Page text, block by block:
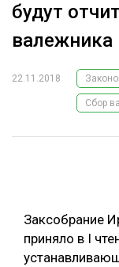
ЛЕСНОЕ
ЛЕСОЗАГОТОВКА
ОБРАБОТКА
ЛОГИСТИКА
ТЕМАТИЧЕСКИЕ
ЭКСПЕРТНОЕ
будут
валежника
22.11.2018
Сбор
Заксобрание
приняло в I